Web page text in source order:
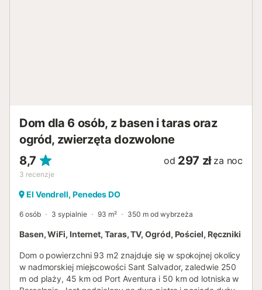
Dom dla 6 osób, z basen i taras oraz
ogród, zwierzęta dozwolone
8,7
3 recenzje
od 297 zł za noc
El Vendrell, Penedes DO
6 osób 3 sypialnie 93 m² 350 m od wybrzeża
Basen, WiFi, Internet, Taras, TV, Ogród, Pościel, Ręczniki
Dom o powierzchni 93 m2 znajduje się w spokojnej okolicy
w nadmorskiej miejscowości Sant Salvador, zaledwie 250
m od plaży, 45 km od Port Aventura i 50 km od lotniska w